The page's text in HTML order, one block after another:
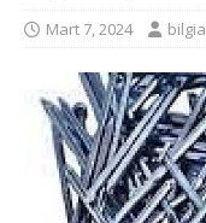
Mart 7, 2024 bilgia